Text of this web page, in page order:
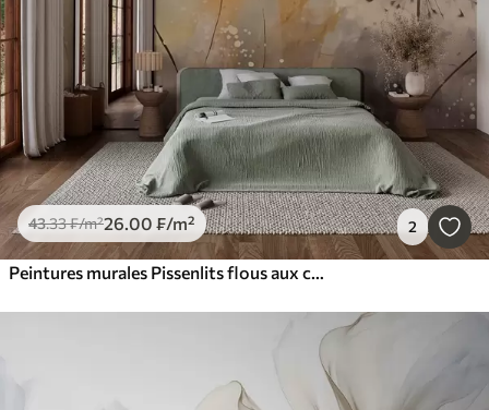
43.33₣/m²26.00 ₣/m² 2
Peintures murales Pissenlits flous aux couleurs pastel